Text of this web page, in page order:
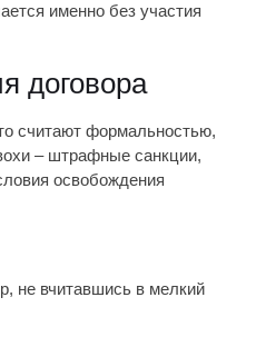
именно без участия
договора
считают формальностью,
– штрафные санкции,
освобождения
не вчитавшись в мелкий